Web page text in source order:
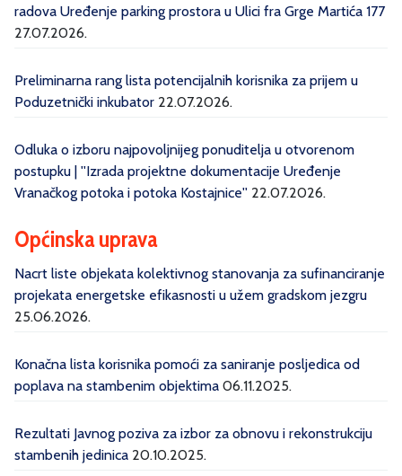
radova Uređenje parking prostora u Ulici fra Grge Martića 177
27.07.2026.
Preliminarna rang lista potencijalnih korisnika za prijem u
Poduzetnički inkubator 22.07.2026.
Odluka o izboru najpovoljnijeg ponuditelja u otvorenom
postupku | ''Izrada projektne dokumentacije Uređenje
Vranačkog potoka i potoka Kostajnice'' 22.07.2026.
Općinska uprava
Nacrt liste objekata kolektivnog stanovanja za sufinanciranje
projekata energetske efikasnosti u užem gradskom jezgru
25.06.2026.
Konačna lista korisnika pomoći za saniranje posljedica od
poplava na stambenim objektima 06.11.2025.
Rezultati Javnog poziva za izbor za obnovu i rekonstrukciju
stambenih jedinica 20.10.2025.